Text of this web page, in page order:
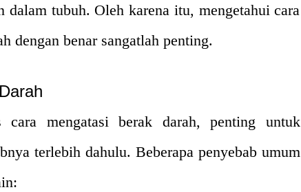
dalam tubuh. Oleh karena itu, mengetahui cara
dengan benar sangatlah penting.
cara mengatasi berak darah, penting untuk
terlebih dahulu. Beberapa penyebab umum